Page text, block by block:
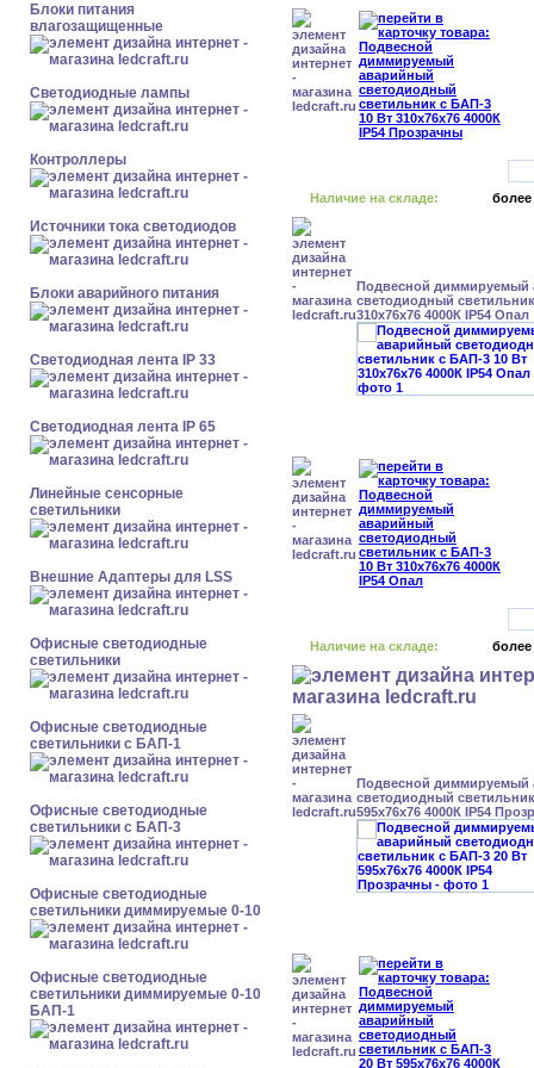
Блоки питания
влагозащищенные
Светодиодные лампы
Контроллеры
Источники тока светодиодов
Блоки аварийного питания
Светодиодная лента IP 33
Светодиодная лента IP 65
Линейные сенсорные
светильники
Внешние Адаптеры для LSS
Офисные светодиодные
светильники
Офисные светодиодные
светильники с БАП-1
Офисные светодиодные
светильники с БАП-3
Офисные светодиодные
светильники диммируемые 0-10
Офисные светодиодные
светильники диммируемые 0-10
БАП-1
Наличие на складе: более
Подвесной диммируемый
светодиодный
310x76x76 4000К IP54 Опал
Наличие на складе: более
Подвесной диммируемый
светодиодный
595x76x76 4000К IP54